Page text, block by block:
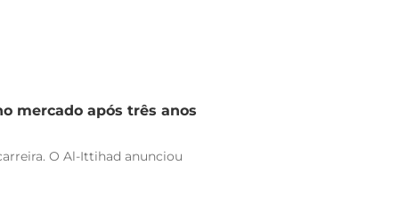
mercado após três anos
O Al-Ittihad anunciou